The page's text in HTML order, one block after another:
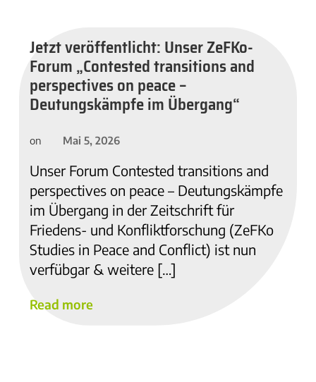
Jetzt veröffentlicht: Unser ZeFKo-
Forum „Contested transitions and
perspectives on peace –
Deutungskämpfe im Übergang“
on Mai 5, 2026
Unser Forum Contested transitions and
perspectives on peace – Deutungskämpfe
im Übergang in der Zeitschrift für
Friedens- und Konfliktforschung (ZeFKo
Studies in Peace and Conflict) ist nun
verfübgar & weitere […]
Read more